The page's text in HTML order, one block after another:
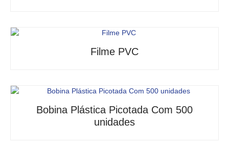
Filme PVC
Bobina Plástica Picotada Com 500
unidades